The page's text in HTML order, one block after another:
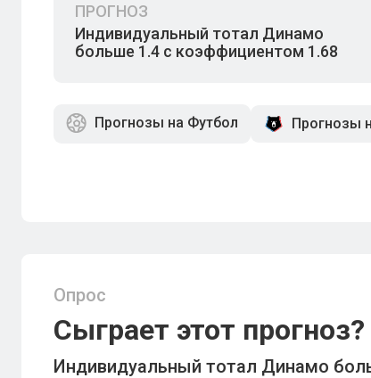
ПРОГНОЗ
Индивидуальный тотал Динамо
больше 1.4 с коэффициентом 1.68
Прогнозы на Футбол Прогнозы
Опрос
Сыграет этот прогноз?
Индивидуальный тотал Динамо